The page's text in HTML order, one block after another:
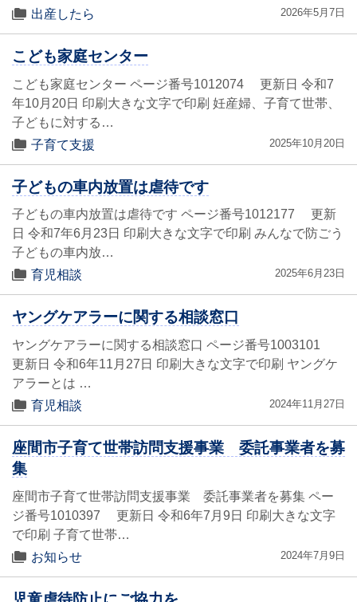
出産したら
2026年5月7日
こども家庭センター
こども家庭センター ページ番号1012074 更新日 令和7
年10月20日 印刷大きな文字で印刷 妊産婦、子育て世帯、
子どもに対する…
子育て支援
2025年10月20日
子どもの車内放置は虐待です
子どもの車内放置は虐待です ページ番号1012177 更新
日 令和7年6月23日 印刷大きな文字で印刷 みんなで防ごう
子どもの車内放…
育児相談
2025年6月23日
ヤングケアラーに関する相談窓口
ヤングケアラーに関する相談窓口 ページ番号1003101
更新日 令和6年11月27日 印刷大きな文字で印刷 ヤングケ
アラーとは …
育児相談
2024年11月27日
座間市子育て世帯訪問支援事業 委託事業者を募
集
座間市子育て世帯訪問支援事業 委託事業者を募集 ペー
ジ番号1010397 更新日 令和6年7月9日 印刷大きな文字
で印刷 子育て世帯…
お知らせ
2024年7月9日